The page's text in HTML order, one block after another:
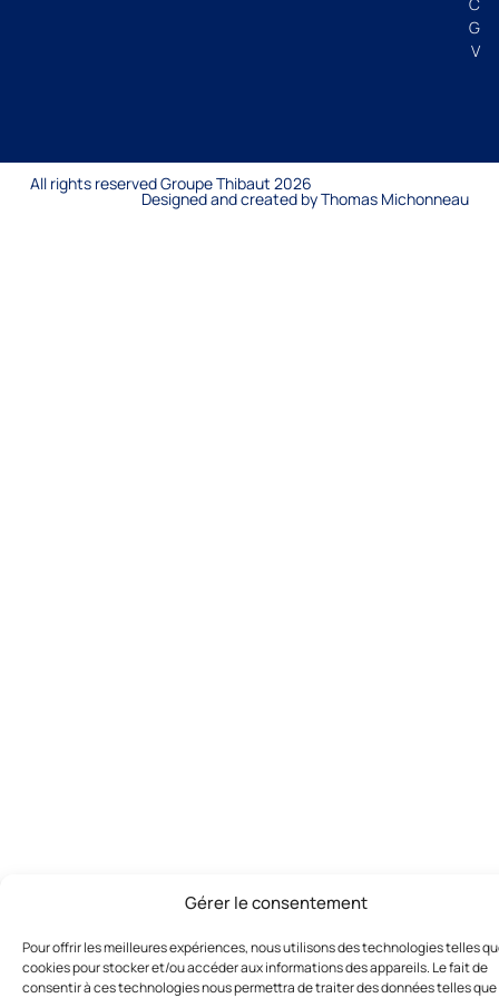
Gérer le consentement
Pour offrir les meilleures expériences, nous utilisons des technologies telles
cookies pour stocker et/ou accéder aux informations des appareils. Le fait de
consentir à ces technologies nous permettra de traiter des données telles que
G
V
All rights reserved Groupe Thibaut 2026
Designed and created by Thomas Michonneau